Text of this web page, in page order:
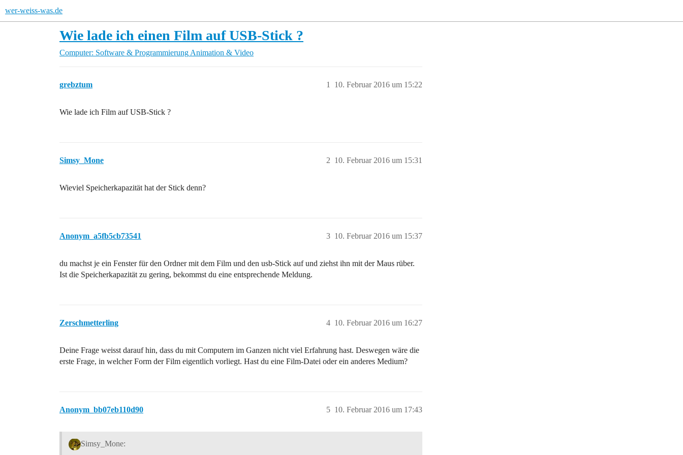
wer-weiss-was.de
Wie lade ich einen Film auf USB-Stick ?
Computer: Software & Programmierung Animation & Video
grebztum 10. Februar 2016 um 15:22
1
Wie lade ich Film auf USB-Stick ?
Simsy_Mone 10. Februar 2016 um 15:31
2
Wieviel Speicherkapazität hat der Stick denn?
Anonym_a5fb5cb73541 10. Februar 2016 um 15:37
3
du machst je ein Fenster für den Ordner mit dem Film und den usb-Stick auf und ziehst ihn mit der Maus rüber.
Ist die Speicherkapazität zu gering, bekommst du eine entsprechende Meldung.
Zerschmetterling 10. Februar 2016 um 16:27
4
Deine Frage weisst darauf hin, dass du mit Computern im Ganzen nicht viel Erfahrung hast. Deswegen wäre die
erste Frage, in welcher Form der Film eigentlich vorliegt. Hast du eine Film-Datei oder ein anderes Medium?
Anonym_bb07eb110d90 10. Februar 2016 um 17:43
5
Simsy_Mone: